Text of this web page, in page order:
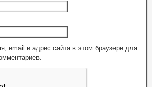
email и адрес сайта в этом браузере для